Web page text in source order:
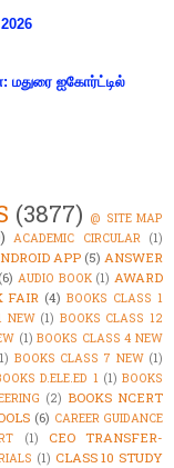
மதுரை ஐகோர்ட்டில்
(3877) @ SITE MAP
ACADEMIC CIRCULAR (1)
APP (5) ANSWER
(6) AUDIO BOOK (1) AWARD
FAIR (4) BOOKS CLASS 1
NEW (1) BOOKS CLASS 12
(1) BOOKS CLASS 4 NEW
BOOKS CLASS 7 NEW (1)
D.ELE.ED 1 (1) BOOKS
(2) BOOKS NCERT
(6) CAREER GUIDANCE
(1)
CEO TRANSFER-
(1) CLASS 10 STUDY